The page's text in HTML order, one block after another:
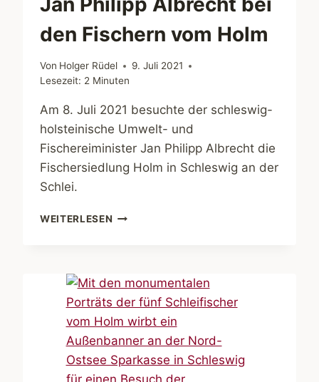
den Fischern vom Holm
Von Holger Rüdel
9. Juli 2021
Lesezeit: 2 Minuten
Am 8. Juli 2021 besuchte der schleswig-
holsteinische Umwelt- und
Fischereiminister Jan Philipp Albrecht die
Fischersiedlung Holm in Schleswig an der
Schlei.
WEITERLESEN JAN
FISCHERN
VOM
HOLM